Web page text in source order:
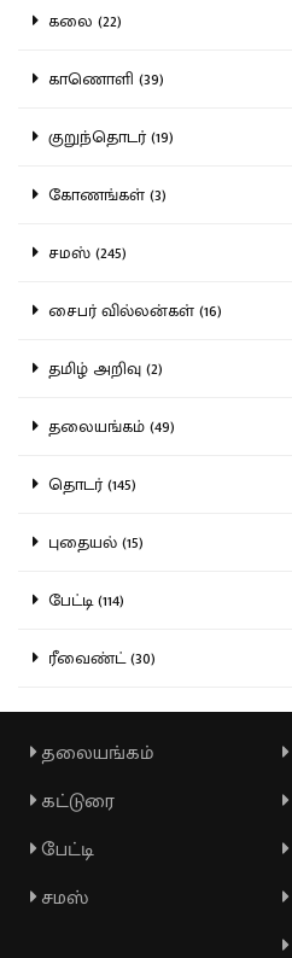
கலை (22)
காணொளி (39)
குறுந்தொடர் (19)
கோணங்கள் (3)
சமஸ் (245)
சைபர் வில்லன்கள் (16)
தமிழ் அறிவு (2)
தலையங்கம் (49)
தொடர் (145)
புதையல் (15)
பேட்டி (114)
ரீவைண்ட் (30)
தலையங்கம்
கட்டுரை
பேட்டி
சமஸ்